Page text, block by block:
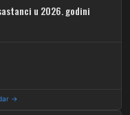
u 2026. godini
→